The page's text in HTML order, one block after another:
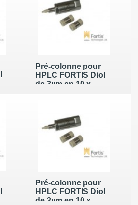
Pré-colonne pour
HPLC FORTIS Diol
de 3µm en 10 x
Pré-colonne pour
HPLC FORTIS Diol
de 3µm en 10 x